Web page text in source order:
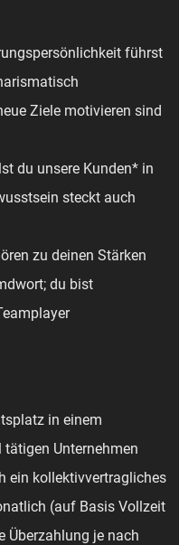
führst
Ziele motivieren sind
du unsere Kunden* in
steckt auch
zu deinen Stärken
du bist
in einem
Unternehmen
ein kollektivvertragliches
(auf Basis Vollzeit
Überzahlung je nach